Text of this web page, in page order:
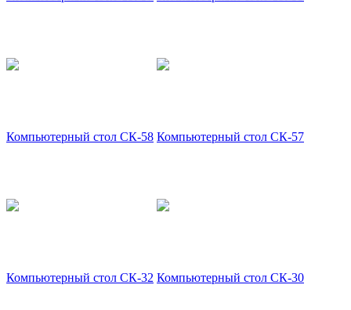
Компьютерный стол СК-58 Компьютерный стол СК-57
Компьютерный стол СК-32 Компьютерный стол СК-30